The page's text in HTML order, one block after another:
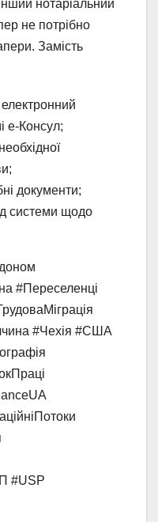
нотаріальний
не потрібно
Замість
е-Консул;
документи;
системи щодо
#Переселенці
#Чехія #США
#USP